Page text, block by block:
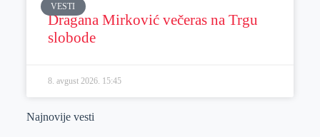
VESTI
Dragana Mirković večeras na Trgu
slobode
8. avgust 2026. 15:45
Najnovije vesti